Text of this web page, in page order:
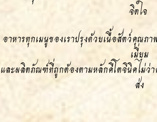
จิตใจ
อาหารทุกเมนูของเราปรุงด้วยเนื้อสัตว์คุณ
เมี่ยม
และผลิตภัณฑ์ที่ถูกต้องตามหลักคีโตจินิคไม่ว่
ส่ง